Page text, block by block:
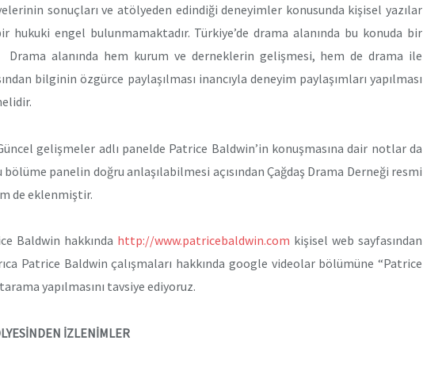
sonuçları ve atölyeden edindiği deneyimler konusunda kişisel yazılar
hukuki engel bulunmamaktadır. Türkiye’de drama alanında bu konuda bir
Drama alanında hem kurum ve derneklerin gelişmesi, hem de drama ile
bilginin özgürce paylaşılması inancıyla deneyim paylaşımları yapılması
gelişmeler adlı panelde Patrice Baldwin’in konuşmasına dair notlar da
bölüme panelin doğru anlaşılabilmesi açısından Çağdaş Drama Derneği resmi
de eklenmiştir.
Baldwin hakkında http://www.patricebaldwin.com kişisel web sayfasından
Patrice Baldwin çalışmaları hakkında google videolar bölümüne “Patrice
yapılmasını tavsiye ediyoruz.
İZLENİMLER